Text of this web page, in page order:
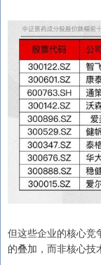
但这些企业的核心竞
的叠加，而非核心技